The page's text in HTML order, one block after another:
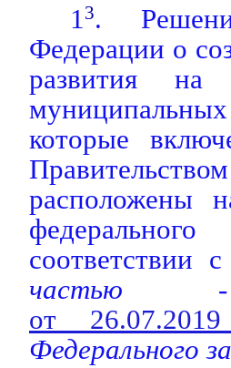
13.
Федерации о
развития на
которые
расположены
соответствии
частью -
от
Федерального